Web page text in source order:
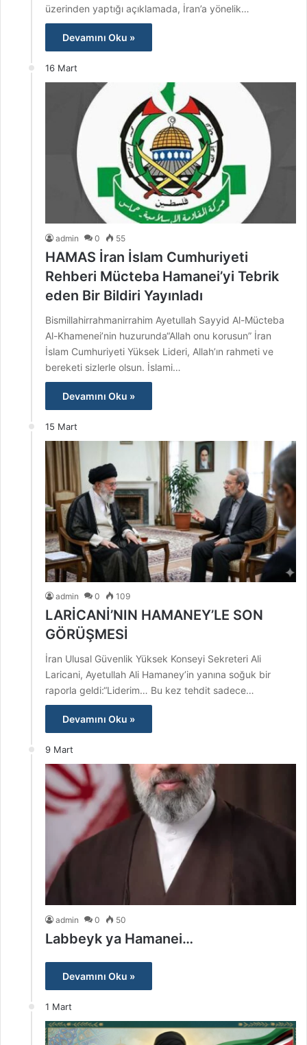
üzerinden yaptığı açıklamada, İran’a yönelik…
Devamını Oku »
16 Mart
admin 0 55
HAMAS İran İslam Cumhuriyeti
Rehberi Mücteba Hamanei’yi Tebrik
eden Bir Bildiri Yayınladı
Bismillahirrahmanirrahim Ayetullah Sayyid Al-Mücteba
Al-Khamenei’nin huzurunda“Allah onu korusun” İran
İslam Cumhuriyeti Yüksek Lideri, Allah’ın rahmeti ve
bereketi sizlerle olsun. İslami…
Devamını Oku »
15 Mart
admin 0 109
LARİCANİ’NIN HAMANEY’LE SON
GÖRÜŞMESİ
İran Ulusal Güvenlik Yüksek Konseyi Sekreteri Ali
Laricani, Ayetullah Ali Hamaney’in yanına soğuk bir
raporla geldi:“Liderim… Bu kez tehdit sadece…
Devamını Oku »
9 Mart
admin 0 50
Labbeyk ya Hamanei…
Devamını Oku »
1 Mart